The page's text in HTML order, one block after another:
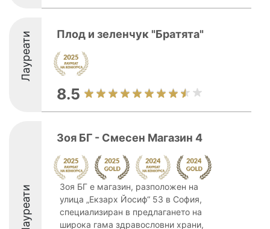
Лауреати Плод и зеленчук "Братята"
8.5
Лауреати
Зоя БГ - Смесен Магазин 4
Зоя БГ е магазин, разположен на
улица „Екзарх Йосиф“ 53 в София,
специализиран в предлагането на
широка гама здравословни храни,